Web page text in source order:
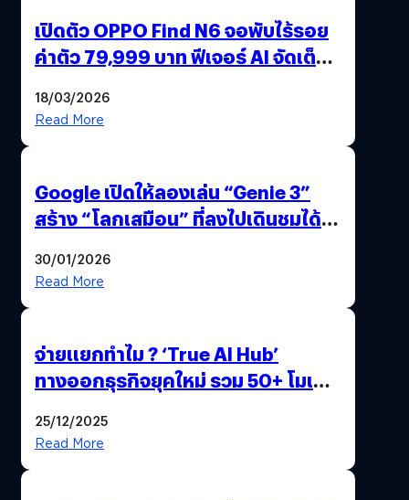
เปิดตัว OPPO Find N6 จอพับไร้รอย
ค่าตัว 79,999 บาท ฟีเจอร์ AI จัดเต็ม
18/03/2026
Read More
Google เปิดให้ลองเล่น “Genie 3”
สร้าง “โลกเสมือน” ที่ลงไปเดินชมได้
30/01/2026
Read More
จ่ายแยกทำไม ? ‘True AI Hub’
ทางออกธุรกิจยุคใหม่ รวม 50+ โมเดล
25/12/2025
Read More